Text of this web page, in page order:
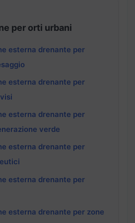
per orti urbani
esterna drenante per
esterna drenante per
esterna drenante per
verde
esterna drenante per
esterna drenante per
esterna drenante per zone